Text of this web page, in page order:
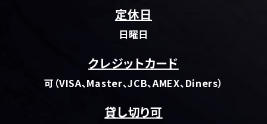
定休日
日曜日
クレジットカード
可（VISA、Master、JCB、AMEX、Diners）
貸し切り可